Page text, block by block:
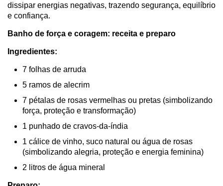
dissipar energias negativas, trazendo segurança, equilíbrio
e confiança.
Banho de força e coragem: receita e preparo
Ingredientes:
7 folhas de arruda
5 ramos de alecrim
7 pétalas de rosas vermelhas ou pretas (simbolizando
força, proteção e transformação)
1 punhado de cravos-da-índia
1 cálice de vinho, suco natural ou água de rosas
(simbolizando alegria, proteção e energia feminina)
2 litros de água mineral